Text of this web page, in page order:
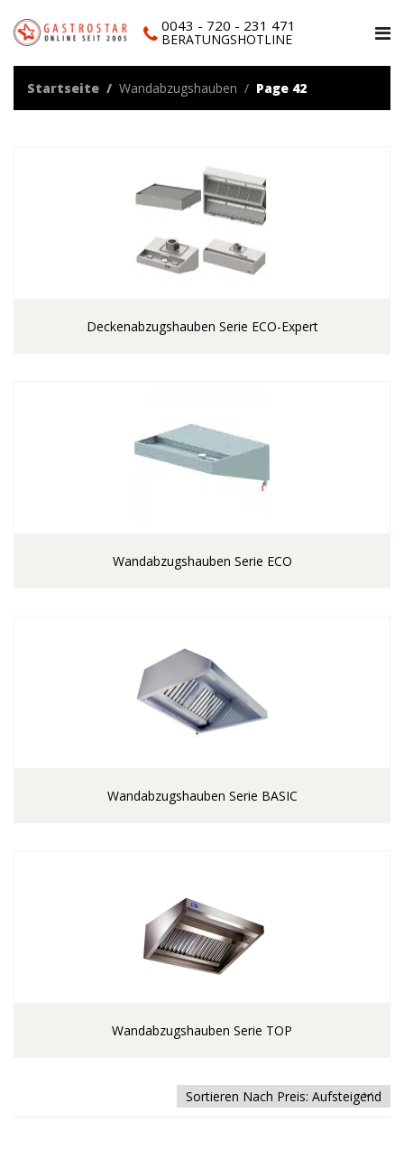
0043 - 720 - 231 471
BERATUNGSHOTLINE
Startseite Wandabzugshauben Page 42
Deckenabzugshauben Serie ECO-Expert
Wandabzugshauben Serie ECO
Wandabzugshauben Serie BASIC
Wandabzugshauben Serie TOP